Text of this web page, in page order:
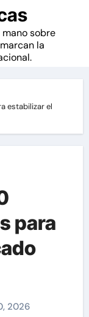
sobre
la
estabilizar el
para
2026